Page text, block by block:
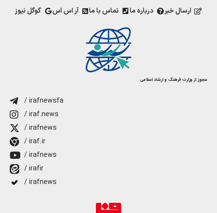
ارسال خبر درباره ما تماس با ما آر اس اس گوگل نیوز
مجوز از وزارت فرهنگ و ارشاد اسلامی
/ irafnewsfa
/ iraf.news
/ irafnews
/ iraf.ir
/ irafnews
/ irafir
/ irafnews